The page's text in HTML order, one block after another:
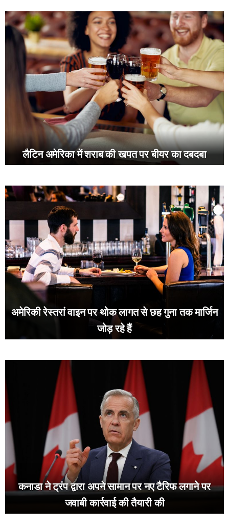
लैटिन अमेरिका में शराब की खपत पर बीयर का दबदबा
अमेरिकी रेस्तरां वाइन पर थोक लागत से छह गुना तक मार्जिन
जोड़ रहे हैं
कनाडा ने ट्रंप द्वारा अपने सामान पर नए टैरिफ लगाने पर
जवाबी कार्रवाई की तैयारी की